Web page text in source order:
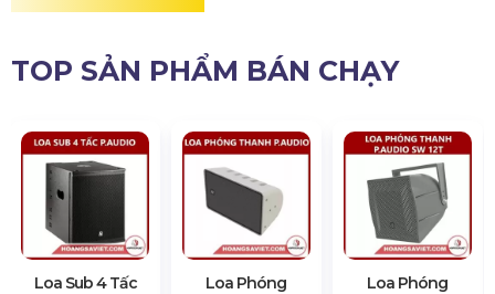
TOP SẢN PHẨM BÁN CHẠY
Loa Sub 4 Tấc
Loa Phóng
Loa Phóng